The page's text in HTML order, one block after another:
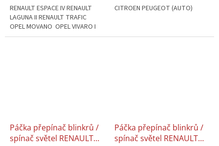
RENAULT ESPACE IV RENAULT
LAGUNA II RENAULT TRAFIC
OPEL MOVANO OPEL VIVARO I
CITROEN PEUGEOT (AUTO)
Páčka přepínač blinkrů /
spínač světel RENAULT
Páčka přepínač blinkrů /
spínač světel RENAULT